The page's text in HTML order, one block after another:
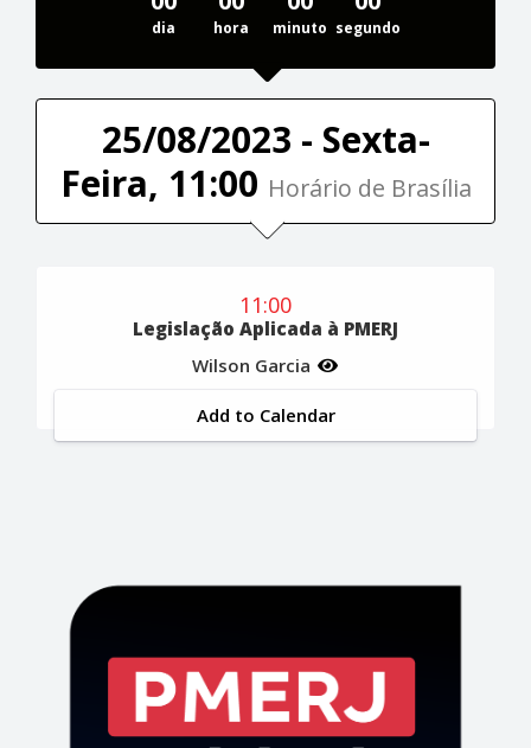
dia hora minuto segundo
25/08/2023 - Sexta-
Feira, 11:00 Horário de Brasília
11:00
Legislação Aplicada à PMERJ
Wilson Garcia
Add to Calendar